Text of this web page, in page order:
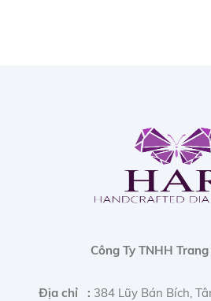
Công Ty TNHH
Địa chỉ : 384 Lũy Bán Bích,